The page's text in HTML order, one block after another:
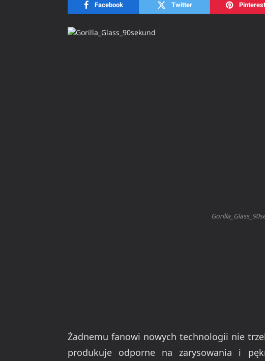
Facebook Twitter Pinterest
Żadnemu fanowi nowych technologii nie
produkuje odporne na zarysowania i